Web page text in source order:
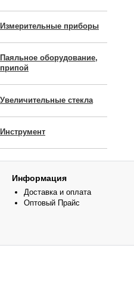
Измерительные приборы
Паяльное оборудование,
припой
Увеличительные стекла
Инструмент
Информация
Доставка и оплата
Оптовый Прайс